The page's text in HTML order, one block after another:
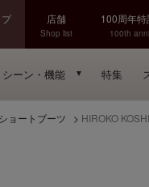
店舗
Shop list
100周年
100th
シーン・機能 特集
ショートブーツ > HIROKO